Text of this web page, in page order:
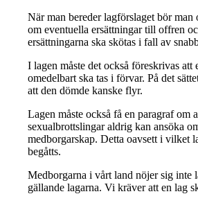
När man bereder lagförslaget bör man
om eventuella ersättningar till offren
ersättningarna ska skötas i fall av
I lagen måste det också föreskrivas att
omedelbart ska tas i förvar. På det
att den dömde kanske flyr.
Lagen måste också få en paragraf om
sexualbrottslingar aldrig kan ansöka
medborgarskap. Detta oavsett i vilket
begåtts.
Medborgarna i vårt land nöjer sig inte
gällande lagarna. Vi kräver att en lag